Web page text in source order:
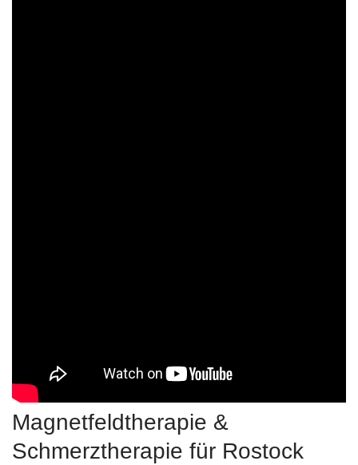
Magnetfeldtherapie &
Schmerztherapie für Rostock